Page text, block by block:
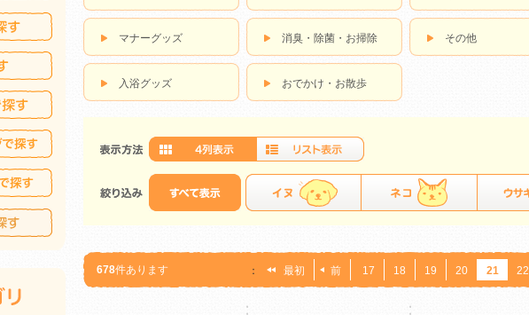
マナーグッズ 消臭・除菌・お掃除 その他
入浴グッズ おでかけ・お散歩
678件あります ： 最初 前 17 18 19 20 21 22